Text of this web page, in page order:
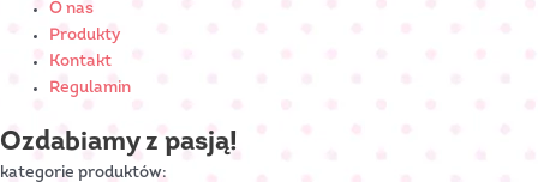
O nas
Produkty
Kontakt
Regulamin
Ozdabiamy z pasją!
kategorie produktów: